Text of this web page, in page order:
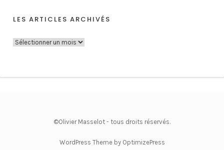
LES ARTICLES ARCHIVÉS
L
A
©Olivier Masselot - tous droits réservés.
WordPress Theme by OptimizePress